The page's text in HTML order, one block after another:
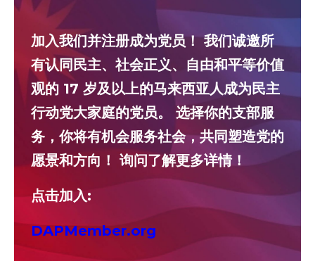
加入我们并注册成为党员！ 我们诚邀所
有认同民主、社会正义、自由和平等价值
观的 17 岁及以上的马来西亚人成为民主
行动党大家庭的党员。 选择你的支部服
务，你将有机会服务社会，共同塑造党的
愿景和方向！ 询问了解更多详情！
点击加入:
DAPMember.org